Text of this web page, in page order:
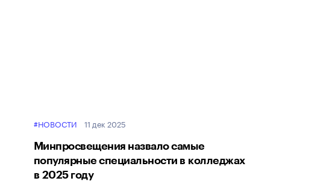
#НОВОСТИ 11 дек 2025
Минпросвещения назвало самые
популярные специальности в колледжах
в 2025 году